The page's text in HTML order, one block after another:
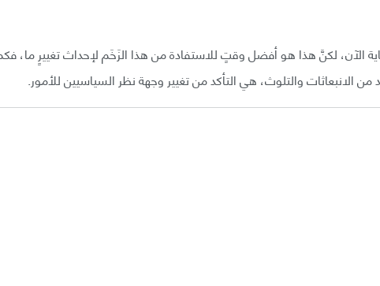
الآن، لكنَّ هذا هو أفضل وقتٍ للاستفادة من هذا الزَخَم لإحداث تغييرٍ ما،
الانبعاثات والتلوث، هي التأكد من تغيير وجهة نظر السياسيين للأمور.